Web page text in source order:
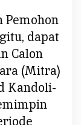
dapat
Calon
(Mitra)
Kandoli-